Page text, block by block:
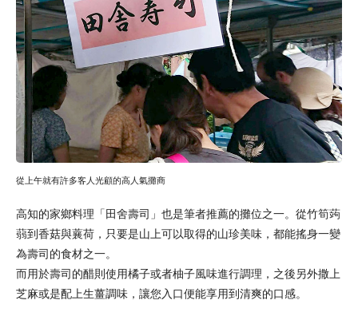
從上午就有許多客人光顧的高人氣攤商
高知的家鄉料理「田舍壽司」也是筆者推薦的攤位之一。從竹筍蒟
蒻到香菇與蘘荷，只要是山上可以取得的山珍美味，都能搖身一變
為壽司的食材之一。
而用於壽司的醋則使用橘子或者柚子風味進行調理，之後另外撒上
芝麻或是配上生薑調味，讓您入口便能享用到清爽的口感。